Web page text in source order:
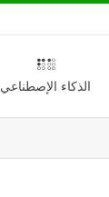
الذكاء الإصطناعي